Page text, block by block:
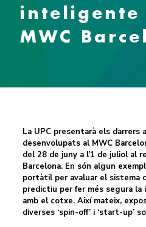
inteligente
MWC
La UPC presentarà els darrers
desenvolupats al MWC
del 28 de juny a l’1 de juliol al
Barcelona. En són algun
portàtil per avaluar el sistema
predictiu per fer més segura
amb el cotxe. Així mateix,
diverses ‘spin-off’ i ‘start-up’